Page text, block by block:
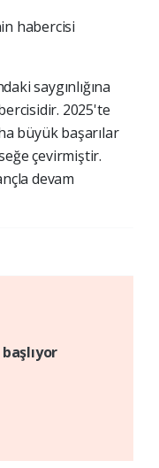
habercisi
saygınlığına
2025'te
büyük başarılar
çevirmiştir.
devam